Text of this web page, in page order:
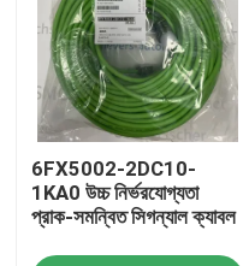
6FX5002-2DC10-
1KA0 উচ্চ নির্ভরযোগ্যতা
প্রাক-সমন্বিত সিগন্যাল ক্যাবল